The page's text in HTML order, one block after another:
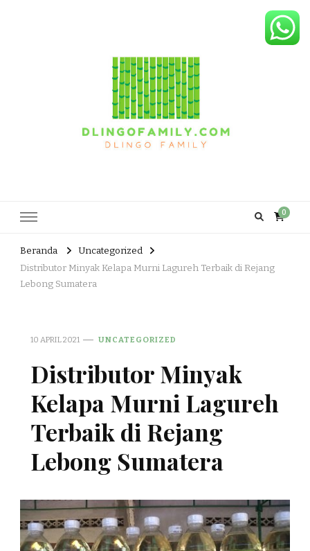
0
Beranda
Uncategorized
Distributor Minyak Kelapa Murni Lagureh Terbaik di Rejang
Lebong Sumatera
10 APRIL 2021 UNCATEGORIZED
Distributor Minyak
Kelapa Murni Lagureh
Terbaik di Rejang
Lebong Sumatera